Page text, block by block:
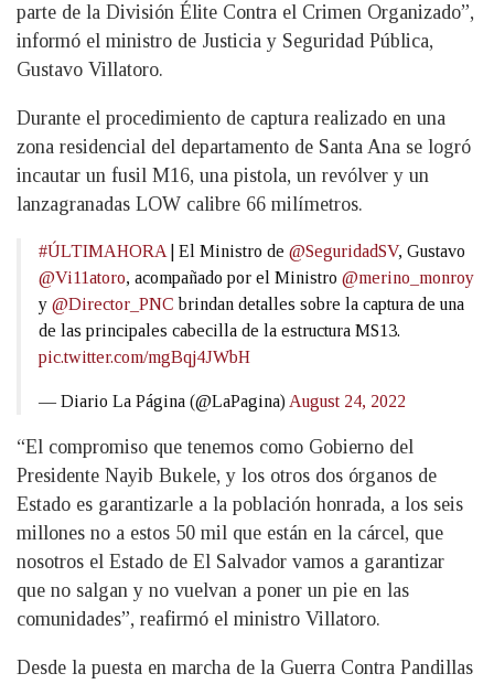
parte de la División Élite Contra el Crimen Organizado”,
informó el ministro de Justicia y Seguridad Pública,
Gustavo Villatoro.
Durante el procedimiento de captura realizado en una
zona residencial del departamento de Santa Ana se logró
incautar un fusil M16, una pistola, un revólver y un
lanzagranadas LOW calibre 66 milímetros.
#ÚLTIMAHORA | El Ministro de @SeguridadSV, Gustavo
@Vi11atoro, acompañado por el Ministro @merino_monroy
y @Director_PNC brindan detalles sobre la captura de una
de las principales cabecilla de la estructura MS13.
pic.twitter.com/mgBqj4JWbH
— Diario La Página (@LaPagina) August 24, 2022
“El compromiso que tenemos como Gobierno del
Presidente Nayib Bukele, y los otros dos órganos de
Estado es garantizarle a la población honrada, a los seis
millones no a estos 50 mil que están en la cárcel, que
nosotros el Estado de El Salvador vamos a garantizar
que no salgan y no vuelvan a poner un pie en las
comunidades”, reafirmó el ministro Villatoro.
Desde la puesta en marcha de la Guerra Contra Pandillas